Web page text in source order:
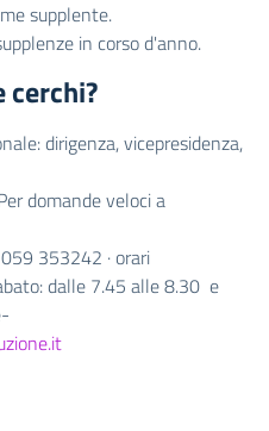
supplente.
in corso d'anno.
cerchi?
dirigenza, vicepresidenza,
domande veloci a
353242 · orari
dalle 7.45 alle 8.30 e